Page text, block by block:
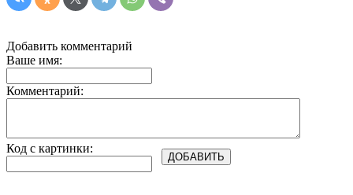
Добавить комментарий
Ваше имя:
Комментарий:
Код с картинки: